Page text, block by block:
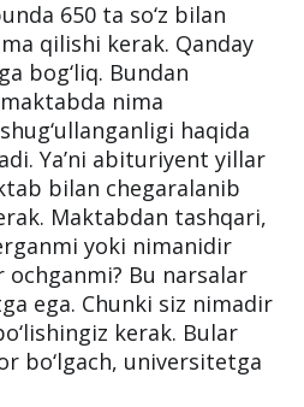
650 ta so‘z bilan
qilishi kerak. Qanday
bog‘liq. Bundan
nima
haqida
Ya’ni abituriyent yillar
bilan chegaralanib
Maktabdan tashqari,
yoki nimanidir
ochganmi? Bu narsalar
ega. Chunki siz nimadir
kerak. Bular
bo‘lgach, universitetga